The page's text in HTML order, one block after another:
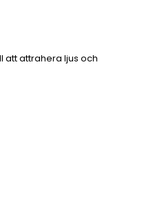
att attrahera ljus och